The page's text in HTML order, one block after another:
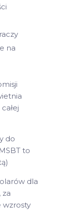
na
do
to
dla
wzrosty